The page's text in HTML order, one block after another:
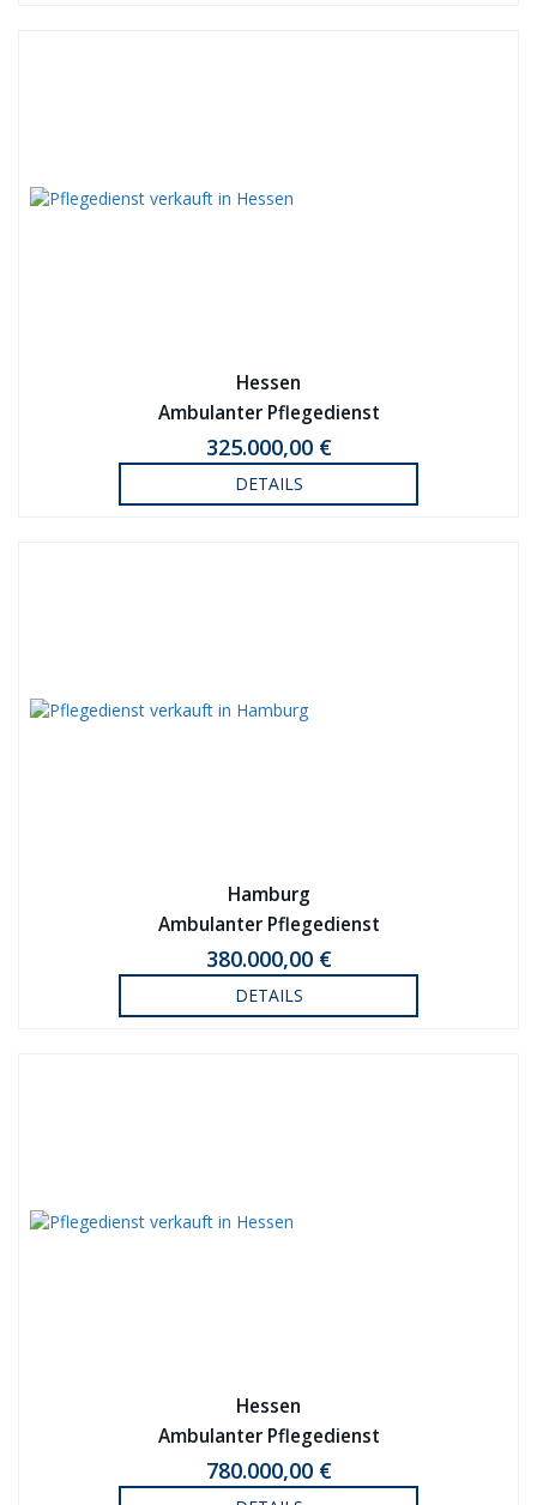
Hessen
Ambulanter Pflegedienst
325.000,00 €
DETAILS
Hamburg
Ambulanter Pflegedienst
380.000,00 €
DETAILS
Hessen
Ambulanter Pflegedienst
780.000,00 €